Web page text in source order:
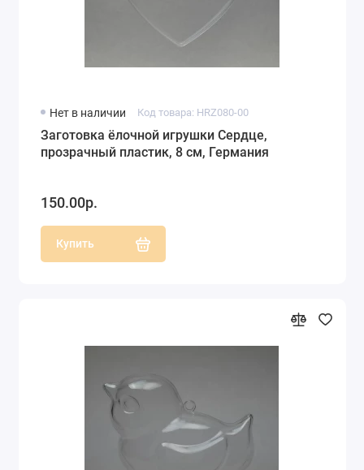
Нет в наличии Код товара: HRZ080-00
Заготовка ёлочной игрушки Сердце,
прозрачный пластик, 8 см, Германия
150.00р.
Купить